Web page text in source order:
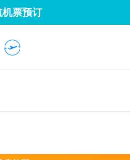
机票预订